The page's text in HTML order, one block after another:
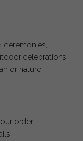
ceremonies,
celebrations.
or nature-
order